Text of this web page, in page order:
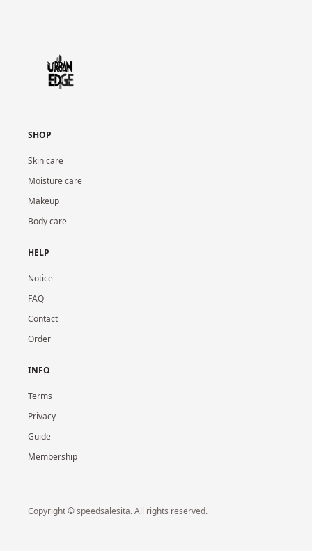
SHOP
Skin care
Moisture care
Makeup
Body care
HELP
Notice
FAQ
Contact
Order
INFO
Terms
Privacy
Guide
Membership
Copyright © speedsalesita. All rights reserved.